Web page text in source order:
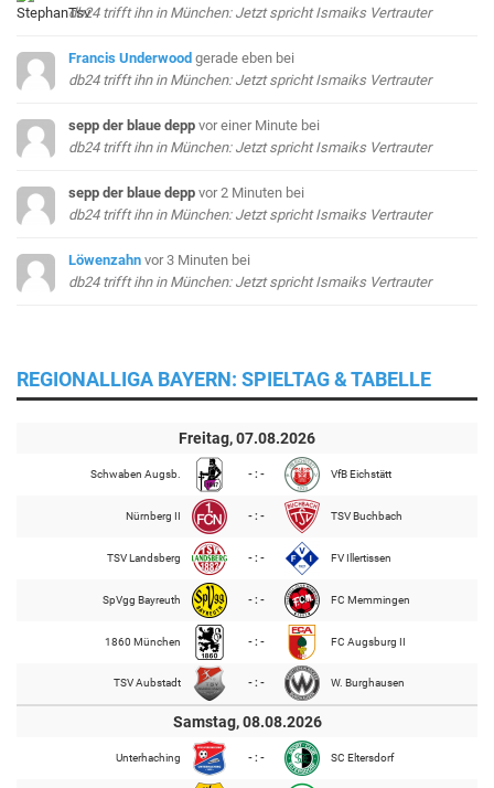
db24 trifft ihn in München: Jetzt spricht Ismaiks Vertrauter
Francis Underwood gerade eben bei
db24 trifft ihn in München: Jetzt spricht Ismaiks Vertrauter
sepp der blaue depp vor einer Minute bei
db24 trifft ihn in München: Jetzt spricht Ismaiks Vertrauter
sepp der blaue depp vor 2 Minuten bei
db24 trifft ihn in München: Jetzt spricht Ismaiks Vertrauter
Löwenzahn vor 3 Minuten bei
db24 trifft ihn in München: Jetzt spricht Ismaiks Vertrauter
REGIONALLIGA BAYERN: SPIELTAG & TABELLE
Freitag, 07.08.2026
Schwaben Augsb. - : - VfB Eichstätt
Nürnberg II - : - TSV Buchbach
TSV Landsberg - : - FV Illertissen
SpVgg Bayreuth - : - FC Memmingen
1860 München - : - FC Augsburg II
TSV Aubstadt - : - W. Burghausen
Samstag, 08.08.2026
Unterhaching - : - SC Eltersdorf